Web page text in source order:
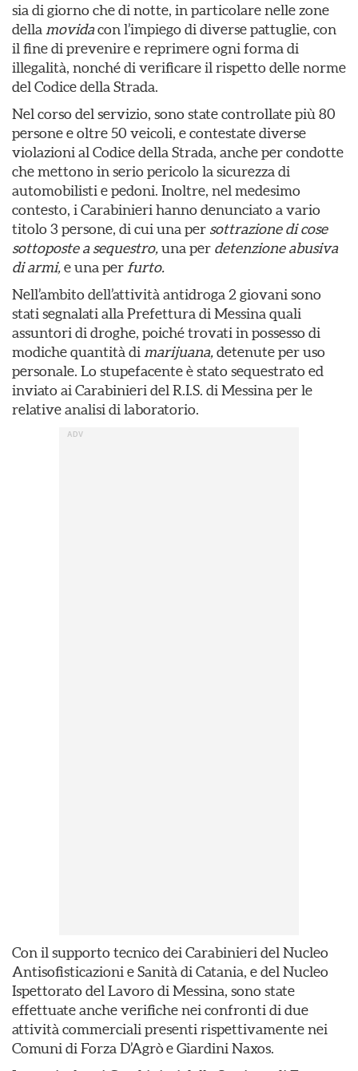
sia di giorno che di notte, in particolare nelle zone
della movidacon l’impiego di diverse pattuglie, con
il fine di prevenire e reprimere ogni forma di
illegalità, nonché di verificare il rispetto delle norme
del Codice della Strada.
Nel corso del servizio, sono state controllate più 80
persone e oltre 50 veicoli, e contestate diverse
violazioni al Codice della Strada, anche per condotte
che mettono in serio pericolo la sicurezza di
automobilisti e pedoni. Inoltre, nel medesimo
contesto, i Carabinieri hanno denunciato a vario
titolo 3 persone, di cui una per sottrazione di cose
sottoposte a sequestro,una per detenzione abusiva
di armi,e una per furto.
Nell’ambito dell’attività antidroga 2 giovani sono
stati segnalati alla Prefettura di Messina quali
assuntori di droghe, poiché trovati in possesso di
modiche quantità di marijuana,detenute per uso
personale. Lo stupefacente è stato sequestrato ed
inviato ai Carabinieri del R.I.S. di Messina per le
relative analisi di laboratorio.
Con il supporto tecnico dei Carabinieri del Nucleo
Antisofisticazioni e Sanità di Catania, e del Nucleo
Ispettorato del Lavoro di Messina, sono state
effettuate anche verifiche nei confronti di due
attività commerciali presenti rispettivamente nei
Comuni di Forza D’Agrò e Giardini Naxos.